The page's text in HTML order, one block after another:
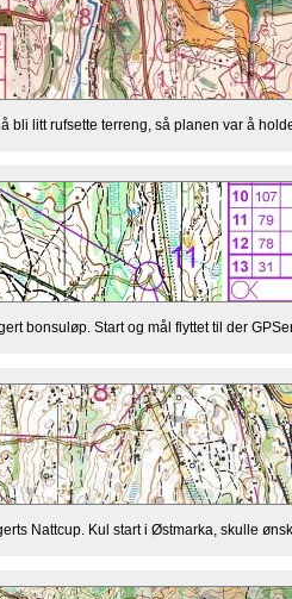
bli litt rufsette terreng, så planen var å
bonsuløp. Start og mål flyttet til der
Nattcup. Kul start i Østmarka, skulle